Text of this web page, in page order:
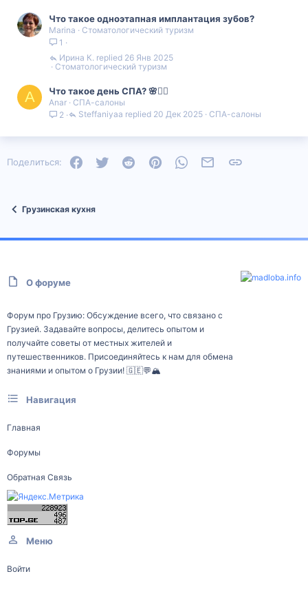
Что такое одноэтапная имплантация зубов?
Marina
Стоматологический туризм
1
Стоматологический туризм
26 Янв 2025
Ирина К.
A Что такое день СПА? 🌸💆‍♀️
Anar СПА-салоны
2
СПА-салоны
20 Дек 2025
Steffaniyaa
Поделиться: FacebookTwitter Reddit PinterestWhatsAppЭлектронная почта
Грузинская кухня
О форуме
Форум про Грузию: Обсуждение всего, что связано с
Грузией. Задавайте вопросы, делитесь опытом и
получайте советы от местных жителей и
путешественников. Присоединяйтесь к нам для обмена
знаниями и опытом о Грузии! 🇬🇪💬🏔️
Навигация
Главная
Форумы
Обратная Связь
Меню
Войти